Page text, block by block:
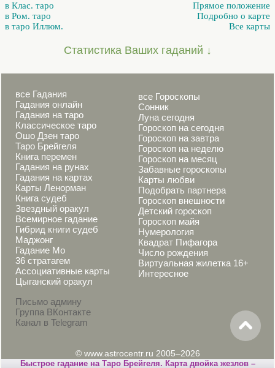
в Клас. таро
в Ром. таро
в таро Иллюм.
Прямое положение
Подробно о карте
Все карты
Статистика Ваших гаданий ↓
все Гадания
Гадания онлайн
Гадания на таро
Классическое таро
Ошо Дзен таро
Таро Брейгеля
Книга перемен
Гадания на рунах
Гадания на картах
Карты Ленорман
Книга судеб
Звездный оракул
Всемирное гадание
Гибрид книги судеб
Маджонг
Гадание Мо
36 стратагем
Ассоциативные карты
Цыганский оракул
Письмо админу
Группа ВКонтакте
Канал в Telegram
все Гороскопы
Сонник
Луна сегодня
Гороскоп на сегодня
Гороскоп на завтра
Гороскоп на неделю
Гороскоп на месяц
Забавные гороскопы
Карты любви
Подобрать партнера
Гороскоп внешности
Детский гороскоп
Гороскоп майя
Нумерология
Квадрат Пифагора
Число рождения
Виртуальная жилетка 16+
Интересное
© www.astrocentr.ru 2005–2026
Быстрое гадание на Таро Брейгеля. Карта двойка жезлов –